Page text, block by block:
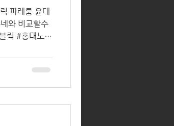
레룸 윤대
와 비교할수
릭 #홍대노래